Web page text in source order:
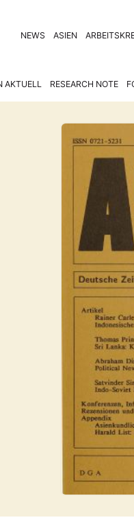
NEWS ASIEN
AKTUELL RESEARCH NOTE